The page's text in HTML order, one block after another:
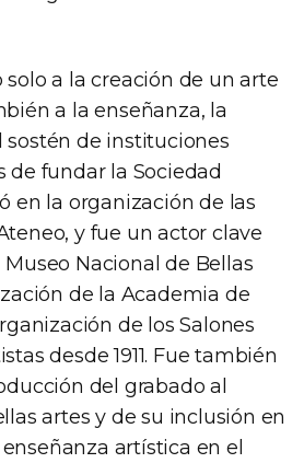
solo a la creación de un arte
a la enseñanza, la
de instituciones
de fundar la Sociedad
en la organización de las
y fue un actor clave
Nacional de Bellas
de la Academia de
de los Salones
desde 1911. Fue también
del grabado al
artes y de su inclusión en
artística en el